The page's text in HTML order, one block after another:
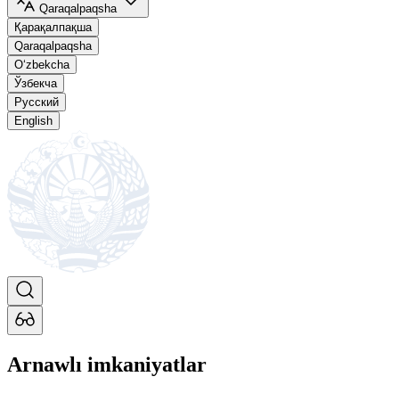
Qaraqalpaqsha
Қарақалпақша
Qaraqalpaqsha
O‘zbekcha
Ўзбекча
Русский
English
Arnawlı imkaniyatlar